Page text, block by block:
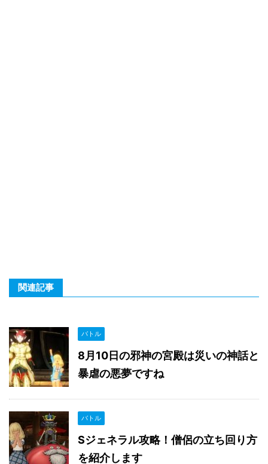
関連記事
バトル
8月10日の邪神の宮殿は災いの神話と
暴虐の悪夢ですね
バトル
Sジェネラル攻略！僧侶の立ち回り方
を紹介します